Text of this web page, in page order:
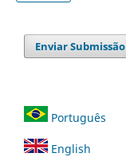
Enviar Submissão
Português
English